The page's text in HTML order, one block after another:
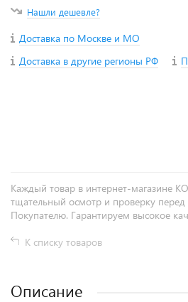
Нашли дешевле?
Доставка по Москве и МО
Доставка в другие регионы РФ
Каждый товар в интернет-магазине
тщательный осмотр и проверку
Покупателю. Гарантируем высокое
К списку товаров
Описание